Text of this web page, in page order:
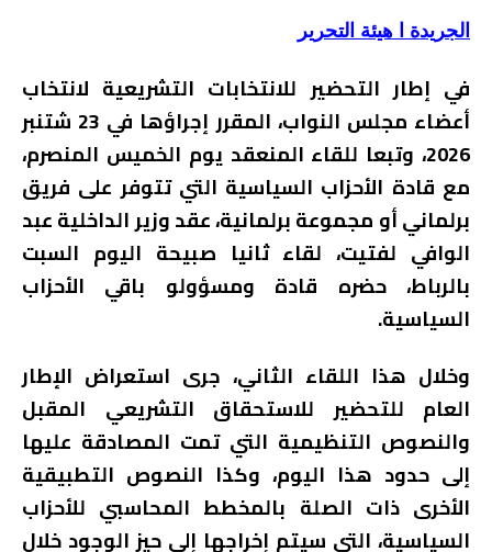
الجريدة ا هيئة التحرير
في إطار التحضير للانتخابات التشريعية لانتخاب
أعضاء مجلس النواب، المقرر إجراؤها في 23 شتنبر
2026، وتبعا للقاء المنعقد يوم الخميس المنصرم،
مع قادة الأحزاب السياسية التي تتوفر على فريق
برلماني أو مجموعة برلمانية، عقد وزير الداخلية عبد
الوافي لفتيت، لقاء ثانيا صبيحة اليوم السبت
بالرباط، حضره قادة ومسؤولو باقي الأحزاب
السياسية.
وخلال هذا اللقاء الثاني، جرى استعراض الإطار
العام للتحضير للاستحقاق التشريعي المقبل
والنصوص التنظيمية التي تمت المصادقة عليها
إلى حدود هذا اليوم، وكذا النصوص التطبيقية
الأخرى ذات الصلة بالمخطط المحاسبي للأحزاب
السياسية، التي سيتم إخراجها إلى حيز الوجود خلال